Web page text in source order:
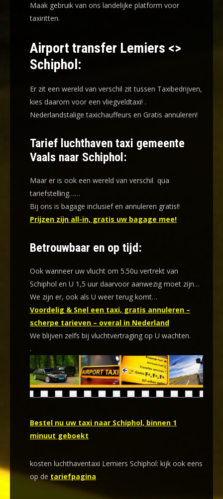
Maak gebruik van ons landelijke platform voor
taxiritten.
Airport transfer Lemiers <>
Schiphol:
Er zit een wereld van verschil zit tussen Taxibedrijven,
kies daarom voor een vliegveldtaxi! .
Nederlandstalige taxichauffeurs en Gratis annuleren!
Tarief luchthaven taxi gemeente
Vaals naar Schiphol:
Maar er is ook een wereld van verschil qua
tariefstelling……
Bij ons is bagage inclusief en annuleren gratis!!
Prijzen zijn all-in, gratis uw bagage mee!
Betrouwbaar en op tijd:
Ook wanneer uw vlucht om 5.50u vertrekt van
Schiphol en U 1,5 uur daarvoor aanwezig moet zijn…
We zijn er, ook als U weer terug komt…
Voordelig & Snel een taxi, gratis annuleren –
scherpe tarieven – overal in Nederland
We blijven zelfs bij vluchtvertraging op U wachten.
.
Bestel nu uw taxi naar Schiphol, binnen 1
minuut geboekt
kosten luchthaventaxi Lemiers Schiphol: kijk ook eens
op de tariefpagina